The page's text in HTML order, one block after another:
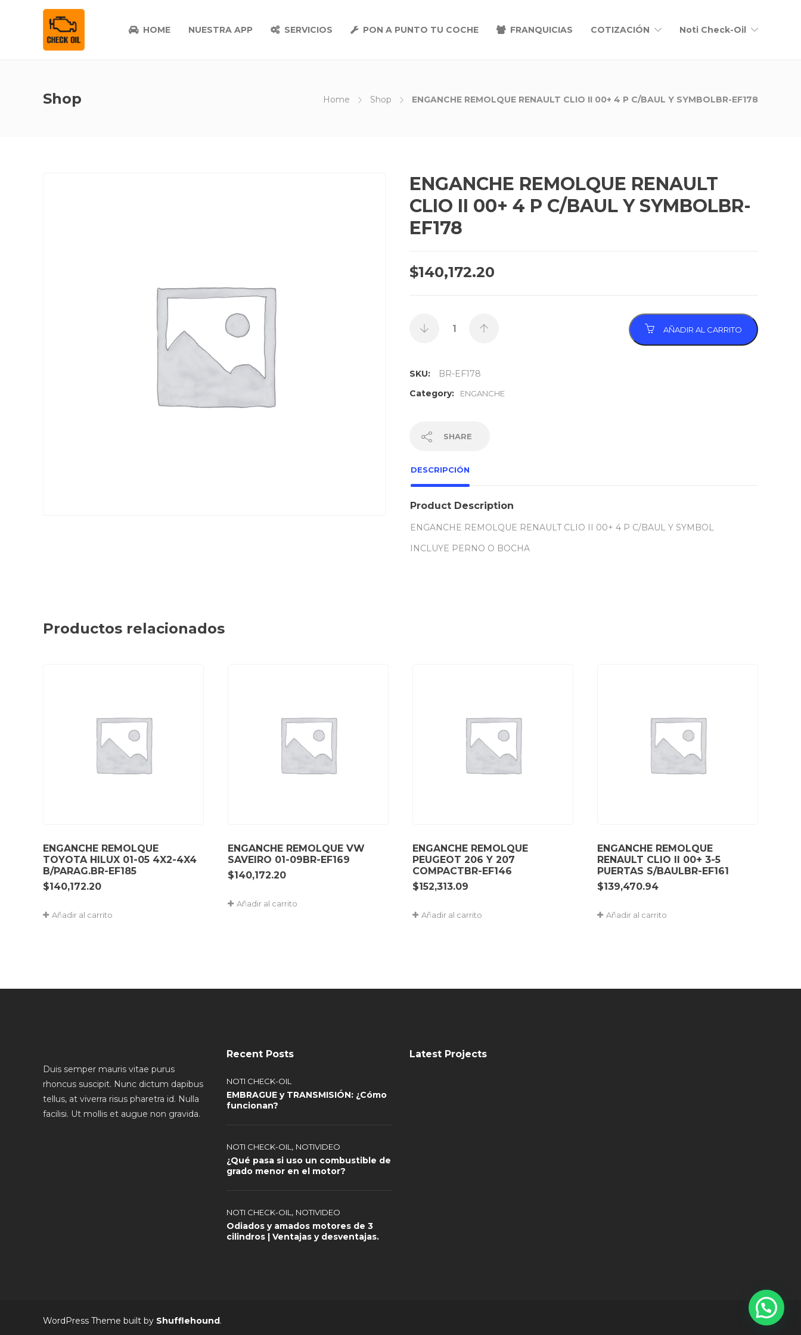
HOME NUESTRA APP SERVICIOS PON A PUNTO TU COCHE FRANQUICIAS COTIZACIÓN Noti Check-Oil
Shop Home Shop ENGANCHE REMOLQUE RENAULT CLIO II 00+ 4 P C/BAUL Y SYMBOLBR-EF178
ENGANCHE REMOLQUE RENAULT
CLIO II 00+ 4 P C/BAUL Y SYMBOLBR-
EF178
$140,172.20
AÑADIR AL CARRITO
SKU:
BR-EF178
Category:
ENGANCHE
SHARE
DESCRIPCIÓN
Product Description
ENGANCHE REMOLQUE RENAULT CLIO II 00+ 4 P C/BAUL Y SYMBOL
INCLUYE PERNO O BOCHA
Productos relacionados
ENGANCHE REMOLQUE
TOYOTA HILUX 01-05 4X2-4X4
B/PARAG.BR-EF185
$140,172.20
Añadir al carrito
ENGANCHE REMOLQUE VW
SAVEIRO 01-09BR-EF169
$140,172.20
Añadir al carrito
ENGANCHE REMOLQUE
PEUGEOT 206 Y 207
COMPACTBR-EF146
$152,313.09
Añadir al carrito
ENGANCHE REMOLQUE
RENAULT CLIO II 00+ 3-5
PUERTAS S/BAULBR-EF161
$139,470.94
Añadir al carrito
Duis semper mauris vitae purus
rhoncus suscipit. Nunc dictum dapibus
tellus, at viverra risus pharetra id. Nulla
facilisi. Ut mollis et augue non gravida.
Recent Posts
NOTI CHECK-OIL
EMBRAGUE y TRANSMISIÓN: ¿Cómo
funcionan?
NOTI CHECK-OIL , NOTIVIDEO
¿Qué pasa si uso un combustible de
grado menor en el motor?
NOTI CHECK-OIL , NOTIVIDEO
Odiados y amados motores de 3
cilindros | Ventajas y desventajas.
Latest Projects
WordPress Theme built by Shufflehound.